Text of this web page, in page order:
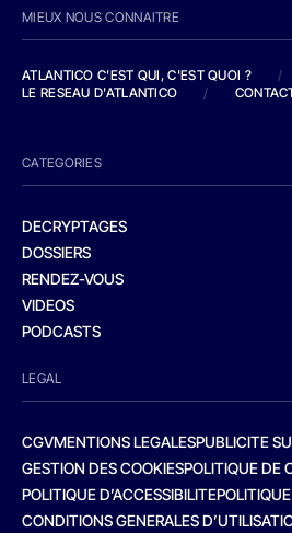
MIEUX NOUS CONNAITRE
ATLANTICO C'EST QUI, C'EST QUOI ?
/
LE RESEAU D'ATLANTICO
/
CATEGORIES
DECRYPTAGES
DOSSIERS
RENDEZ-VOUS
VIDEOS
PODCASTS
LEGAL
CGVMENTIONS LEGALESPUBLICITE
GESTION DES COOKIESPOLITIQUE DE
POLITIQUE D’ACCESSIBILITE
CONDITIONS GENERALES